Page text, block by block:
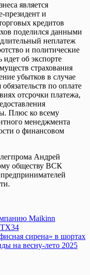
является
президент и
кредитов
поделился данными
неплатеж
и политические
идет об экспорте
страхования
убытков в случае
по оплате
отсрочки платежа,
Плюс ко всему
менеджмента
о финансовом
Андрей
обществу ВСК
Maikinn
сирена» в шортах
на весну-лето 2025